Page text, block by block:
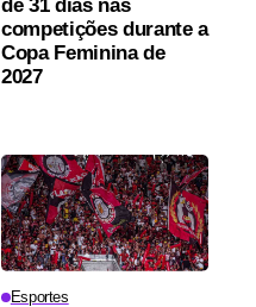
de 31 dias nas
competições durante a
Copa Feminina de
2027
Esportes